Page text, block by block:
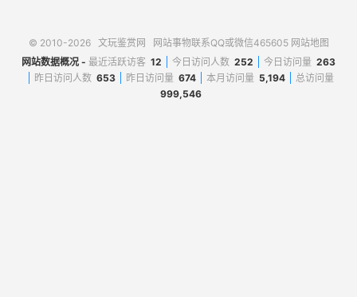
© 2010-2026 文玩鉴赏网 网站事物联系QQ或微信465605 网站地图
网站数据概况 - 最近活跃访客 12 今日访问人数 252 今日访问量 263
昨日访问人数 653 昨日访问量 674 本月访问量 5,194
总访问量
999,546